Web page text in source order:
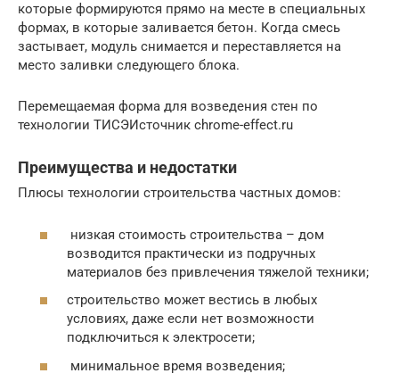
которые формируются прямо на месте в специальных
формах, в которые заливается бетон. Когда смесь
застывает, модуль снимается и переставляется на
место заливки следующего блока.
Перемещаемая форма для возведения стен по
технологии ТИСЭИсточник chrome-effect.ru
Преимущества и недостатки
Плюсы технологии строительства частных домов:
низкая стоимость строительства – дом
возводится практически из подручных
материалов без привлечения тяжелой техники;
строительство может вестись в любых
условиях, даже если нет возможности
подключиться к электросети;
минимальное время возведения;